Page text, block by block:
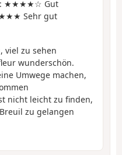
: ★★★★☆ Gut
Sehr gut
viel zu sehen
wunderschön.
Umwege machen,
nicht leicht zu finden,
zu gelangen